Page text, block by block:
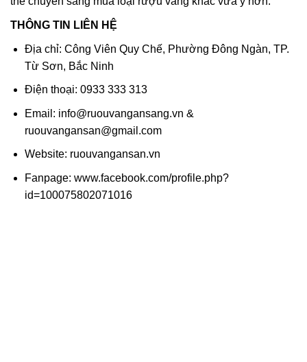
THÔNG TIN LIÊN HỆ
Địa chỉ: Công Viên Quy Chế, Phường Đông Ngàn, TP.
Từ Sơn, Bắc Ninh
Điện thoại: 0933 333 313
Email: info@ruouvangansang.vn &
ruouvangansan@gmail.com
Website: ruouvangansan.vn
Fanpage: www.facebook.com/profile.php?
id=100075802071016